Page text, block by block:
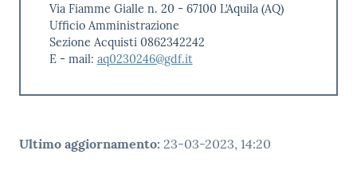
Via Fiamme Gialle n. 20 - 67100 L’Aquila (AQ)
Ufficio Amministrazione
Sezione Acquisti 0862342242
E - mail: aq0230246@gdf.it
Ultimo aggiornamento: 23-03-2023, 14:20